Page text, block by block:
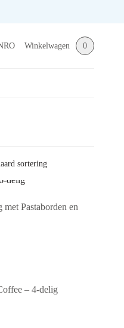
Winkelwagen 0
Pastaborden en
– 4-delig